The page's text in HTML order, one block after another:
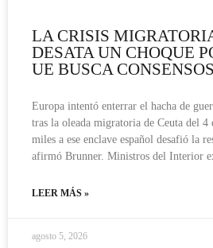
LA CRISIS
DESATA UN CHOQUE
UE BUSCA CONSENSOS
Europa intentó enterrar el hacha de
tras la oleada migratoria de Ceuta del 4
miles a ese enclave español desafió la
afirmó Brunner. Ministros del Interior
LEER MÁS »
agosto 5, 2026